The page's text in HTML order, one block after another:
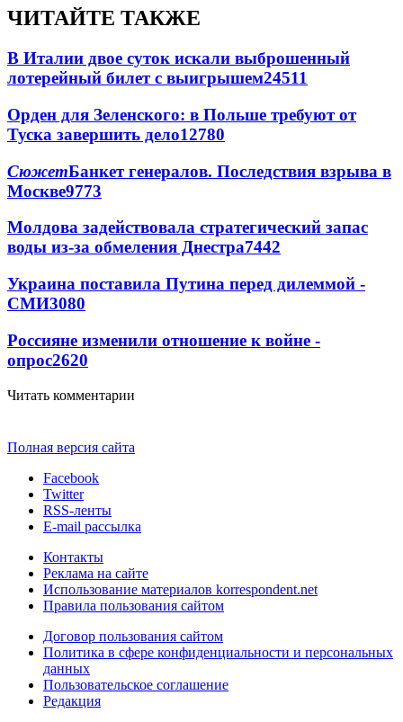
ЧИТАЙТЕ ТАКЖЕ
В Италии двое суток искали выброшенный
лотерейный билет с выигрышем24511
Орден для Зеленского: в Польше требуют от
Туска завершить дело12780
СюжетБанкет генералов. Последствия взрыва в
Москве9773
Молдова задействовала стратегический запас
воды из-за обмеления Днестра7442
Украина поставила Путина перед дилеммой -
СМИ3080
Россияне изменили отношение к войне -
опрос2620
Читать комментарии
Полная версия сайта
Facebook
Twitter
RSS-ленты
E-mail рассылка
Контакты
Реклама на сайте
Использование материалов korrespondent.net
Правила пользования сайтом
Договор пользования сайтом
Политика в сфере конфиденциальности и персональных
данных
Пользовательское соглашение
Редакция